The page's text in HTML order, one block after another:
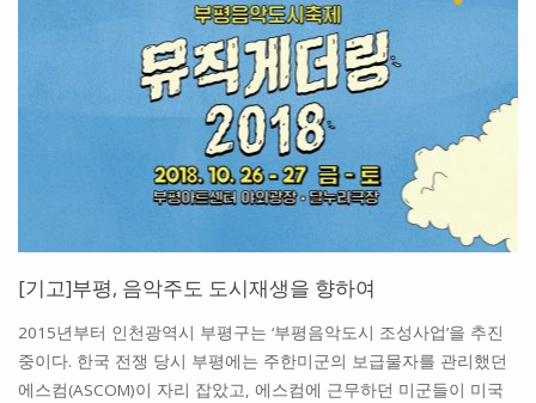
서
만
난
도
시
의
미
래"
[기고]부평, 음악주도 도시재생을 향하여
2015년부터 인천광역시 부평구는 ‘부평음악도시 조성사업’을 추진
중이다. 한국 전쟁 당시 부평에는 주한미군의 보급물자를 관리했던
에스컴(ASCOM)이 자리 잡았고, 에스컴에 근무하던 미군들이 미국